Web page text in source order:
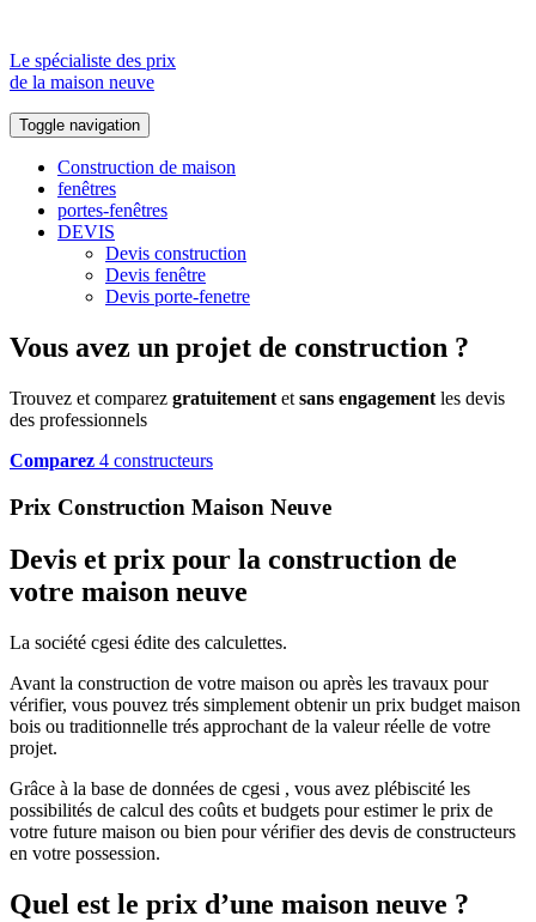
Le spécialiste des prix
de la maison neuve
Toggle navigation
Construction de maison
fenêtres
portes-fenêtres
DEVIS
Devis construction
Devis fenêtre
Devis porte-fenetre
Vous avez un projet de construction ?
Trouvez et comparez gratuitement et sans engagement les devis
des professionnels
Comparez 4 constructeurs
Prix Construction Maison Neuve
Devis et prix pour la construction de
votre maison neuve
La société cgesi édite des calculettes.
Avant la construction de votre maison ou après les travaux pour
vérifier, vous pouvez trés simplement obtenir un prix budget maison
bois ou traditionnelle trés approchant de la valeur réelle de votre
projet.
Grâce à la base de données de cgesi , vous avez plébiscité les
possibilités de calcul des coûts et budgets pour estimer le prix de
votre future maison ou bien pour vérifier des devis de constructeurs
en votre possession.
Quel est le prix d’une maison neuve ?